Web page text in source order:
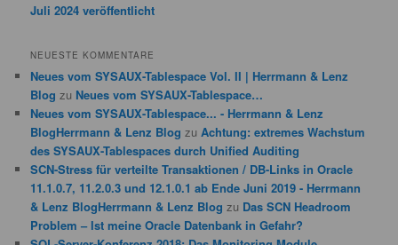
Juli 2024 veröffentlicht
NEUESTE KOMMENTARE
Neues vom SYSAUX-Tablespace Vol. II | Herrmann & Lenz
Blog zu Neues vom SYSAUX-Tablespace…
Neues vom SYSAUX-Tablespace... - Herrmann & Lenz
BlogHerrmann & Lenz Blog zu Achtung: extremes Wachstum
des SYSAUX-Tablespaces durch Unified Auditing
SCN-Stress für verteilte Transaktionen / DB-Links in Oracle
11.1.0.7, 11.2.0.3 und 12.1.0.1 ab Ende Juni 2019 - Herrmann
& Lenz BlogHerrmann & Lenz Blog zu Das SCN Headroom
Problem – Ist meine Oracle Datenbank in Gefahr?